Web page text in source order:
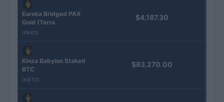
Eureka Bridged PAX
Gold (Terra
(PAXG)
$4,187.30
Kinza Babylon Staked
BTC
(KBTC)
$83,270.00